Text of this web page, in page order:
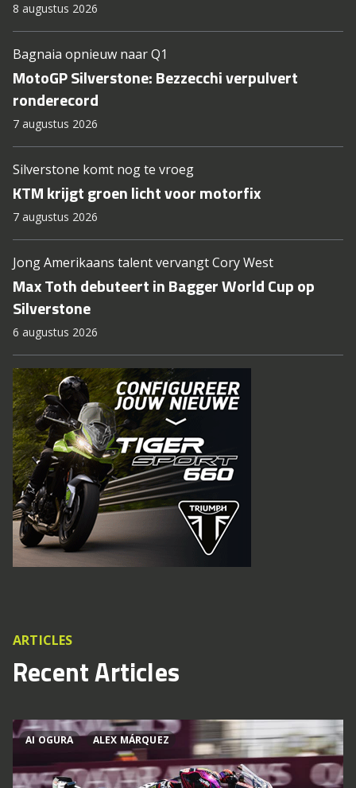
8 augustus 2026
Bagnaia opnieuw naar Q1
MotoGP Silverstone: Bezzecchi verpulvert
ronderecord
7 augustus 2026
Silverstone komt nog te vroeg
KTM krijgt groen licht voor motorfix
7 augustus 2026
Jong Amerikaans talent vervangt Cory West
Max Toth debuteert in Bagger World Cup op
Silverstone
6 augustus 2026
ARTICLES
Recent Articles
AI OGURA ALEX MÁRQUEZ